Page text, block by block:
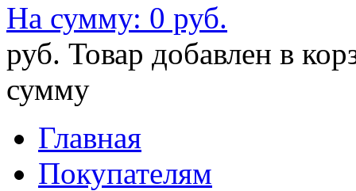
На сумму: 0 руб.
руб. Товар добавлен в
сумму
Главная
Покупателям